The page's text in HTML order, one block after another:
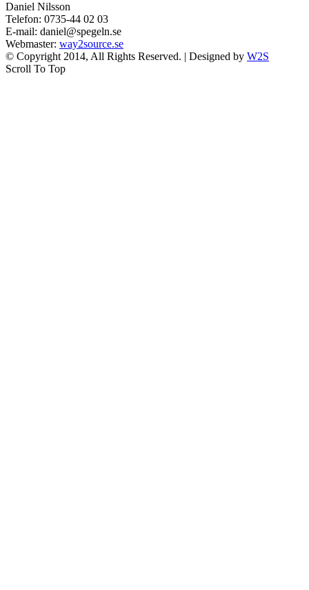
Daniel Nilsson
Telefon: 0735-44 02 03
E-mail: daniel@spegeln.se
Webmaster: way2source.se
© Copyright 2014, All Rights Reserved. | Designed by W2S
Scroll To Top